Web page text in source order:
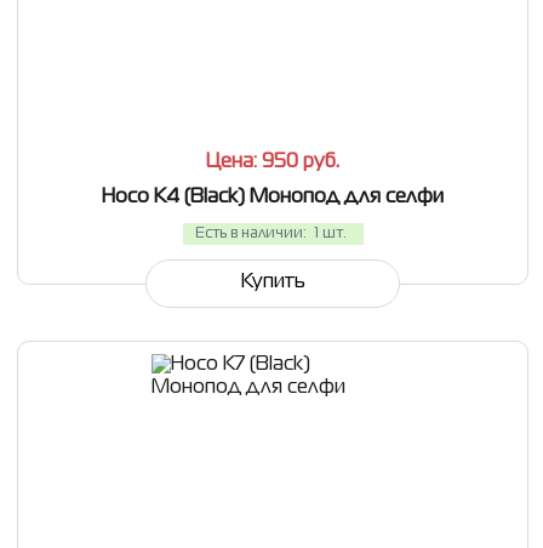
Цена: 950 руб.
Hoco K4 (Black) Монопод для селфи
Есть в наличии: 1 шт.
Купить